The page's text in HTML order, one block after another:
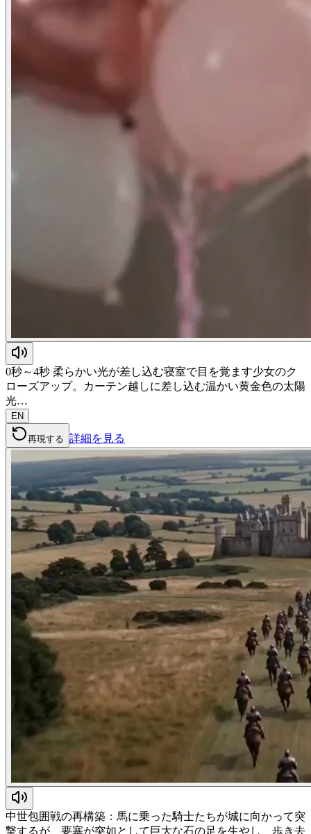
0秒～4秒 柔らかい光が差し込む寝室で目を覚ます少女のク
ローズアップ。カーテン越しに差し込む温かい黄金色の太陽
光…
EN
再現する 詳細を見る
中世包囲戦の再構築：馬に乗った騎士たちが城に向かって突
撃するが、要塞が突如として巨大な石の足を生やし、歩き去